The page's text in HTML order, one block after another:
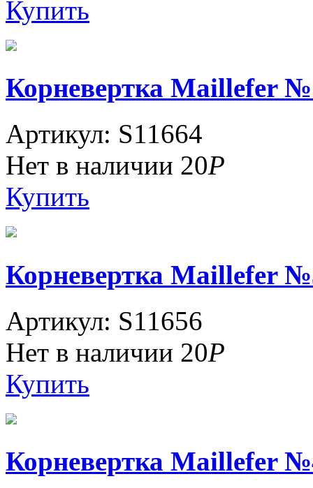
Купить
Корневертка Maillefer
Артикул: S11664
Нет в наличии 20Р
Купить
Корневертка Maillefer
Артикул: S11656
Нет в наличии 20Р
Купить
Корневертка Maillefer